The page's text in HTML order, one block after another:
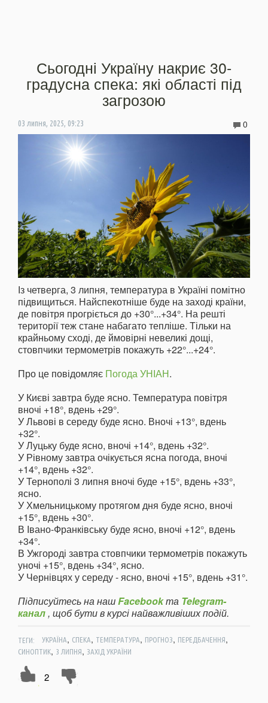
Сьогодні Україну накриє 30-
градусна спека: які області під
загрозою
03 липня, 2025, 09:23 0
Із четверга, 3 липня, температура в Україні помітно
підвищиться. Найспекотніше буде на заході країни,
де повітря прогріється до +30°...+34°. На решті
території теж стане набагато тепліше. Тільки на
крайньому сході, де ймовірні невеликі дощі,
стовпчики термометрів покажуть +22°...+24°.
Про це повідомляє Погода УНІАН.
У Києві завтра буде ясно. Температура повітря
вночі +18°, вдень +29°.
У Львові в середу буде ясно. Вночі +13°, вдень
+32°.
У Луцьку буде ясно, вночі +14°, вдень +32°.
У Рівному завтра очікується ясна погода, вночі
+14°, вдень +32°.
У Тернополі 3 липня вночі буде +15°, вдень +33°,
ясно.
У Хмельницькому протягом дня буде ясно, вночі
+15°, вдень +30°.
В Івано-Франківську буде ясно, вночі +12°, вдень
+34°.
В Ужгороді завтра стовпчики термометрів покажуть
уночі +15°, вдень +34°, ясно.
У Чернівцях у середу - ясно, вночі +15°, вдень +31°.
Підписуйтесь на нашFacebookта Telegram-
канал, щоб бути в курсі найважливіших подій.
ТЕГИ: УКРАЇНА, СПЕКА, ТЕМПЕРАТУРА, ПРОГНОЗ, ПЕРЕДБАЧЕННЯ,
СИНОПТИК, 3 ЛИПНЯ, ЗАХІД УКРАЇНИ
2